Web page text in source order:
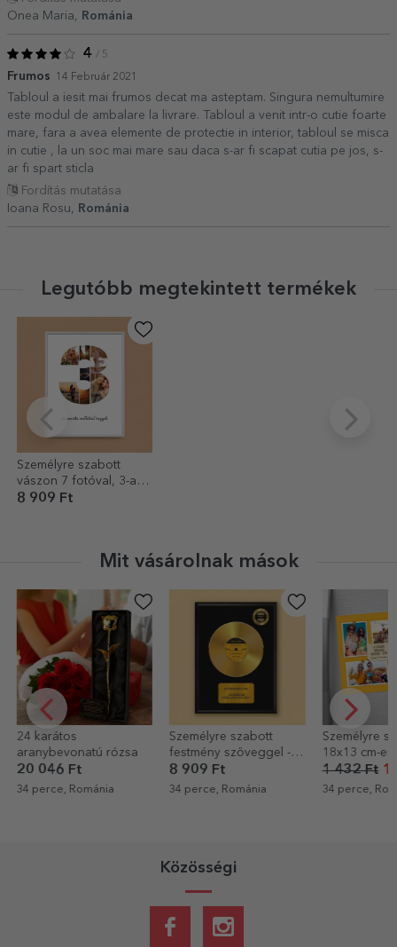
Onea Maria,
Románia
4 / 5
Frumos 14 Február 2021
Tabloul a iesit mai frumos decat ma asteptam. Singura nemultumire
este modul de ambalare la livrare. Tabloul a venit intr-o cutie foarte
mare, fara a avea elemente de protectie in interior, tabloul se misca
in cutie , la un soc mai mare sau daca s-ar fi scapat cutia pe jos, s-
ar fi spart sticla
Fordítás mutatása
Ioana Rosu,
Románia
Legutóbb megtekintett termékek
Személyre szabott
vászon 7 fotóval, 3-as
modellszámmal és
8 909 Ft
Mit vásárolnak mások
Személyre szabott
festmény szöveggel -
Az Arany Lemez
8 909 Ft
34 perce, Románia
Személyre szabott
18x13 cm-es mágnes 6
fotóval és szöveggel –
Emlékek
1 432 Ft
34 perce, Románia
10x12 cm-
személyre
fotóval és
Emlékek
1 034 Ft
34 perce,
Közösségi